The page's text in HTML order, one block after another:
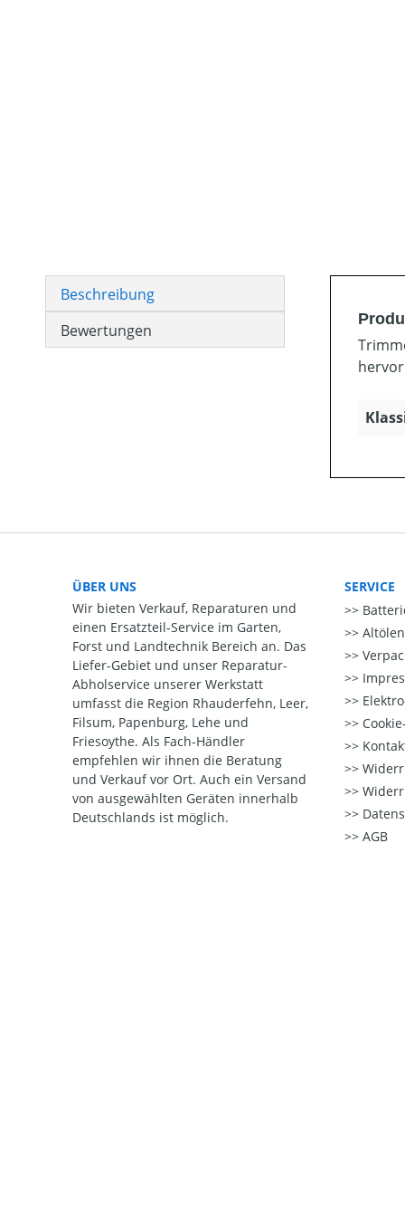
Beschreibung
Bewertungen
ÜBER UNS
Wir bieten Verkauf, Reparaturen und
einen Ersatzteil-Service im Garten,
Forst und Landtechnik Bereich an. Das
Liefer-Gebiet und unser Reparatur-
Abholservice unserer Werkstatt
umfasst die Region Rhauderfehn, Leer,
Filsum, Papenburg, Lehe und
Friesoythe. Als Fach-Händler
empfehlen wir ihnen die Beratung
und Verkauf vor Ort. Auch ein Versand
von ausgewählten Geräten innerhalb
Deutschlands ist möglich.
SERVICE
AGB